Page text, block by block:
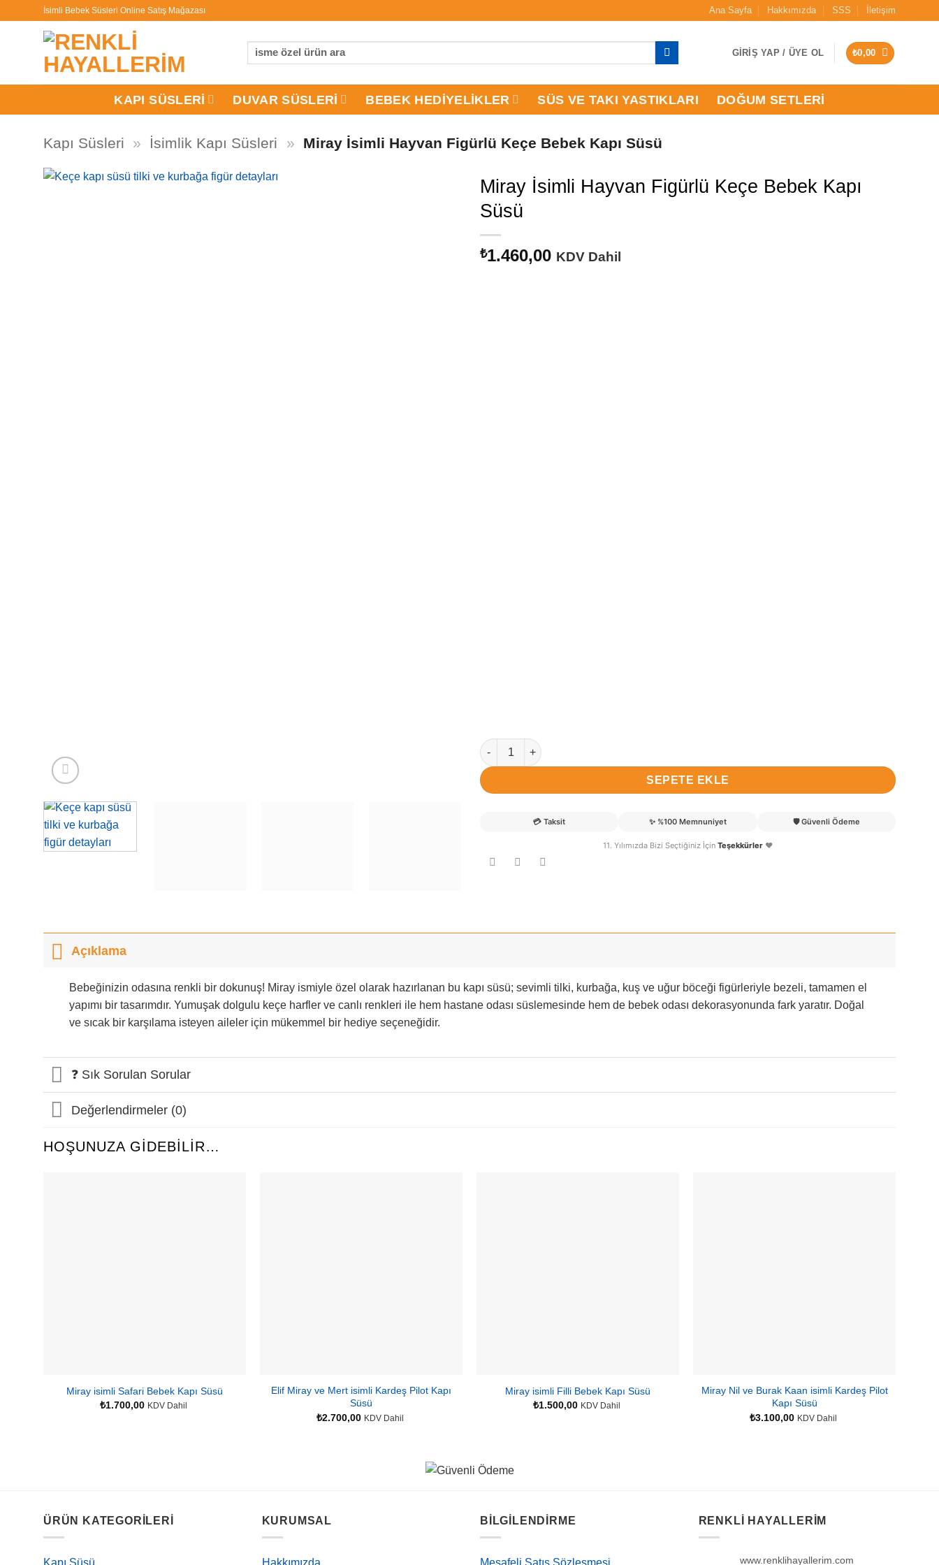
İsimli Bebek Süsleri Online Satış Mağazası Ana Sayfa Hakkımızda SSS İletişim
Ara:
GIRIŞ YAP / ÜYE OL ₺0,00
KAPI SÜSLERI DUVAR SÜSLERI BEBEK HEDIYELIKLER SÜS VE TAKI YASTIKLARI DOĞUM SETLERI
Kapı Süsleri » İsimlik Kapı Süsleri » Miray İsimli Hayvan Figürlü Keçe Bebek Kapı Süsü
Miray İsimli Hayvan Figürlü Keçe Bebek Kapı
Süsü
₺1.460,00 KDV Dahil
Miray İsimli Hayvan Figürlü Keçe Bebek Kapı Süsü adet
SEPETE EKLE
💳 Taksit ✨ %100 Memnuniyet 🛡️ Güvenli Ödeme
11. Yılımızda Bizi Seçtiğiniz İçin Teşekkürler ❤️
Açıklama
Bebeğinizin odasına renkli bir dokunuş! Miray ismiyle özel olarak hazırlanan bu kapı süsü; sevimli tilki, kurbağa, kuş ve uğur böceği figürleriyle bezeli, tamamen el
yapımı bir tasarımdır. Yumuşak dolgulu keçe harfler ve canlı renkleri ile hem hastane odası süslemesinde hem de bebek odası dekorasyonunda fark yaratır. Doğal
ve sıcak bir karşılama isteyen aileler için mükemmel bir hediye seçeneğidir.
❓ Sık Sorulan Sorular
Değerlendirmeler (0)
HOŞUNUZA GIDEBILIR…
Miray isimli Safari Bebek Kapı Süsü
₺1.700,00 KDV Dahil
Elif Miray ve Mert isimli Kardeş Pilot Kapı
Süsü
₺2.700,00 KDV Dahil
Miray isimli Filli Bebek Kapı Süsü
₺1.500,00 KDV Dahil
Miray Nil ve Burak Kaan isimli Kardeş Pilot
Kapı Süsü
₺3.100,00 KDV Dahil
ÜRÜN KATEGORILERI KURUMSAL BILGILENDIRME RENKLI HAYALLERIM
www.renklihayallerim.com